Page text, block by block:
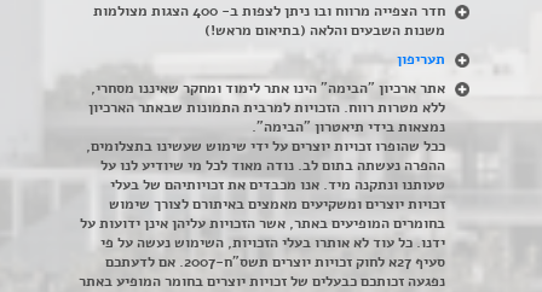
חדר הצפייה מרווח ובו ניתן לצפות ב- 400 הצגות מצולמות
משנות השבעים והלאה (בתיאום מראש!)
תעריפון
אתר ארכיון "הבימה" הינו אתר לימוד ומחקר שאיננו מסחרי,
ללא מטרות רווח. הזכויות למרבית התמונות שבאתר הארכיון
נמצאות בידי תיאטרון "הבימה".
ככל שהופרו זכויות יוצרים על ידי שימוש שעשינו בתצלומים,
ההפרה נעשתה בתום לב. נודה מאוד לכל מי שיודיע לנו על
טעותנו ונתקנה מיד. אנו מכבדים את זכויותיהם של בעלי
זכויות יוצרים ומשקיעים מאמצים באיתורם לצורך שימוש
בחומרים המופיעים באתר, אשר הזכויות עליהן אינן ידועות על
ידנו. כל עוד לא אותרו בעלי הזכויות, השימוש נעשה על פי
סעיף 27א לחוק זכויות יוצרים תשס"ח-2007. אם לדעתכם
נפגעה זכותכם כבעלים של זכויות יוצרים בחומר המופיע באתר